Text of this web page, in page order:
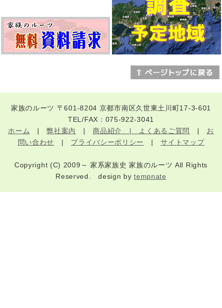
家族のルーツ 〒601-8204 京都市南区久世東土川町17-3-601
TEL/FAX：075-922-3041
ホーム |弊社案内 |商品紹介 | よくあるご質問 | お
問い合わせ | プライバシーポリシー |サイトマップ
Copyright (C) 2009～ 家系家族史 家族のルーツ All Rights
Reserved. design bytempnate